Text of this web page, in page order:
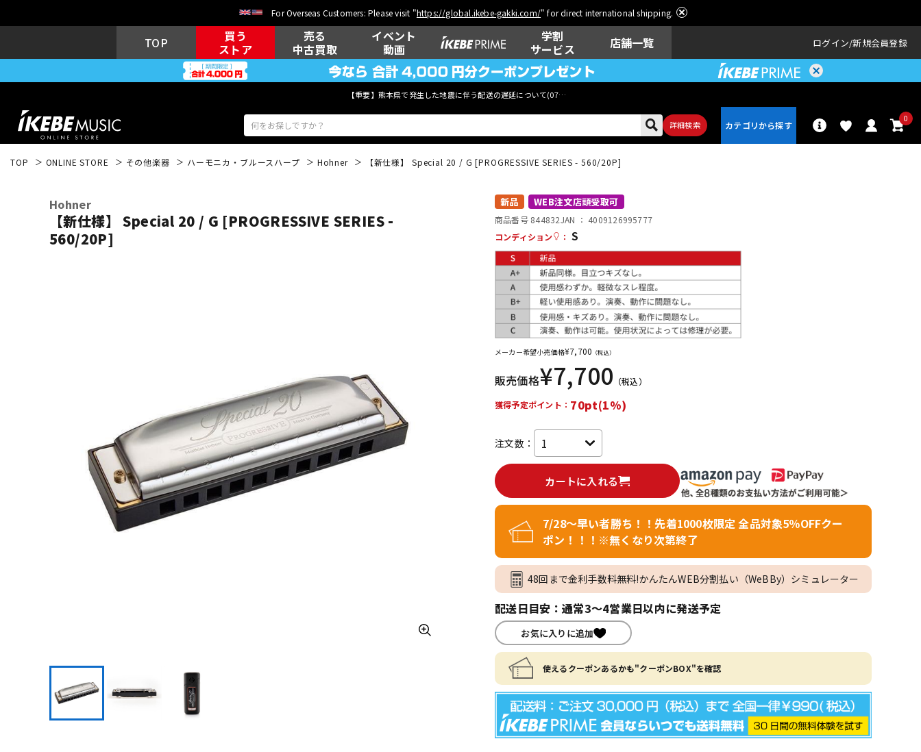
For Overseas Customers: Please visit "https://global.ikebe-gakki.com/" for direct international shipping.
TOP
買う
ストア
売る
中古買取
イベント
動画
学割
サービス
店舗一覧 ログイン 新規会員登録
【重要】熊本県で発生した地震に伴う配送の遅延について(07月29日
詳細検索
0
ウクレレ
その他楽器
レコーディン
グ機器
配信/ライブ
機器
ヴィンテージ
TOP ONLINE STORE その他楽器 ハーモニカ・ブルースハープ Hohner 【新仕様】 Special 20 / G [PROGRESSIVE SERIES - 560/20P]
Hohner
【新仕様】 Special 20 / G [PROGRESSIVE SERIES -
560/20P]
新品 WEB注文店頭受取可
商品番号 844832JAN ： 4009126995777
コンディション
： S
メーカー希望小売価格¥7,700 （税込）
販売価格¥7,700 （税込）
獲得予定ポイント： 70pt(1%)
注文数：
カートに入れる
7/28～早い者勝ち！！先着1000枚限定 全品対象5％OFFクー
ポン！！！※無くなり次第終了
48回まで金利手数料無料!かんたんWEB分割払い（WeBBy）シミュレーター
配送日目安：通常3～4営業日以内に発送予定
お気に入りに追加
使えるクーポンあるかも"クーポンBOX"を確認